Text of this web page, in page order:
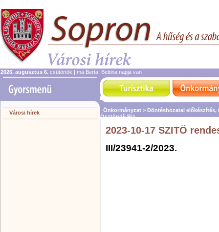
2026. augusztus 6. csütörtök | ma Berta, Bettina napja van
Városi hírek Önkormányzat > Döntéshozatal előkészítés,
Ösztöndíj Biz.
2023-10-17 SZITÖ
III/23941-2/2023.